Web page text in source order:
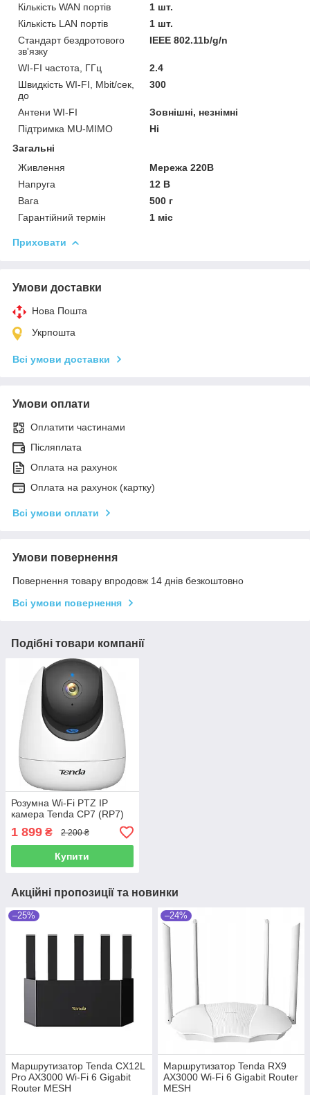
Кількість WAN портів
1 шт.
Кількість LAN портів
1 шт.
Стандарт бездротового
зв'язку
IEEE 802.11b/g/n
WI-FI частота, ГГц
2.4
Швидкість WI-FI, Mbit/сек,
до
300
Антени WI-FI
Зовнішні, незнімні
Підтримка MU-MIMO
Ні
Загальні
Живлення
Мережа 220В
Напруга
12 В
Вага
500 г
Гарантійний термін
1 міс
Приховати
Умови доставки
Нова Пошта
Укрпошта
Всі умови доставки
Умови оплати
Оплатити частинами
Післяплата
Оплата на рахунок
Оплата на рахунок (картку)
Всі умови оплати
Умови повернення
Повернення товару впродовж 14 днів безкоштовно
Всі умови повернення
Подібні товари компанії
Розумна Wi-Fi PTZ IP
камера Tenda СP7 (RP7)
1 899 ₴ 2 200 ₴
Купити
Акційні пропозиції та новинки
–25%
Маршрутизатор Tenda CX12L
Pro AX3000 Wi-Fi 6 Gigabit
Router MESH
–24%
Маршрутизатор Tenda RX9
AX3000 Wi-Fi 6 Gigabit Router
MESH